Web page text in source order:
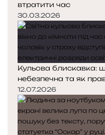
втратити час
30.03.2026
Кульова блискавка:
небезпечна та як
12.07.2026